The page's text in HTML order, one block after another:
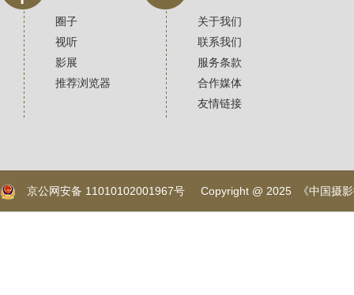
圈子
视听
影展
推荐浏览器
关于我们
联系我们
服务条款
合作媒体
友情链接
京公网安备 11010102001967号 Copyright @ 2025 《中国摄